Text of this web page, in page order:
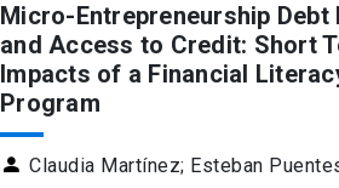
Micro-Entrepreneurship Debt
and Access to Credit: Short
Impacts of a Financial
Program
person Claudia Martínez; Esteban